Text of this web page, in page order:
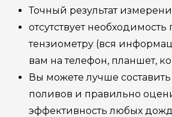
Точный результат
отсутствует
тензиометру (вся
вам на телефон, планшет,
Вы можете лучше
поливов и правильно
эффективность любых